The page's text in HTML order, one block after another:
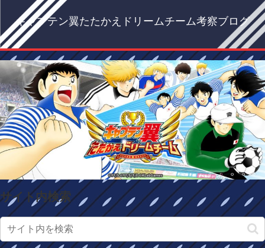
キャプテン翼たたかえドリームチーム考察ブログ
サイト内検索